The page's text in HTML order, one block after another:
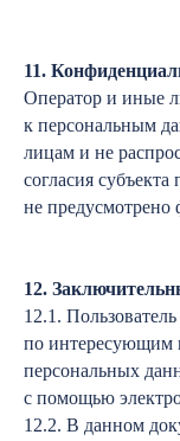
11.
Оператор и иные
к персональным
лицам и не
согласия
не предусмотрено
12.
12.1.
по интересующим
персональных
с помощью
12.2. В данном